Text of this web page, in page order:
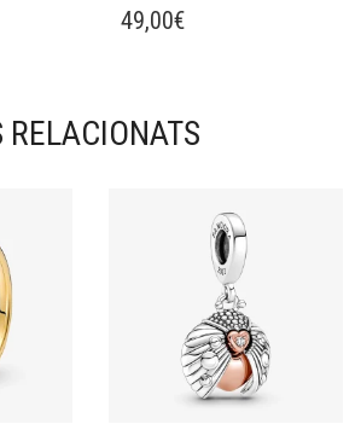
49,00€
RELACIONATS